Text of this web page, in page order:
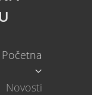
Početna
Novosti